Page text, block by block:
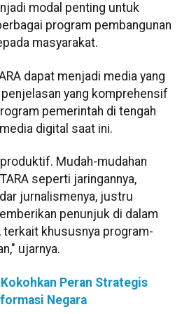
modal penting untuk
program pembangunan
masyarakat.
dapat menjadi media yang
yang komprehensif
pemerintah di tengah
digital saat ini.
Mudah-mudahan
seperti jaringannya,
jurnalismenya, justru
penunjuk di dalam
terkait khususnya program-
ujarnya.
Peran Strategis
Negara